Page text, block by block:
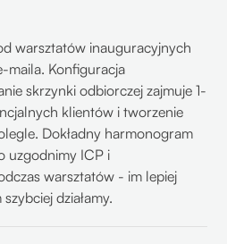
warsztatów inauguracyjnych
maila. Konfiguracja
skrzynki odbiorczej zajmuje 1-
klientów i tworzenie
Dokładny harmonogram
uzgodnimy ICP i
warsztatów - im lepiej
działamy.